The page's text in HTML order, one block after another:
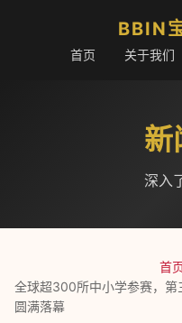
BBIN
首页 关于我们
新
深入
首
全球超300所中小学参赛，第
圆满落幕